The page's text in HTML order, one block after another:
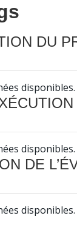
DU
disponibles.
disponibles.
DE
disponibles.